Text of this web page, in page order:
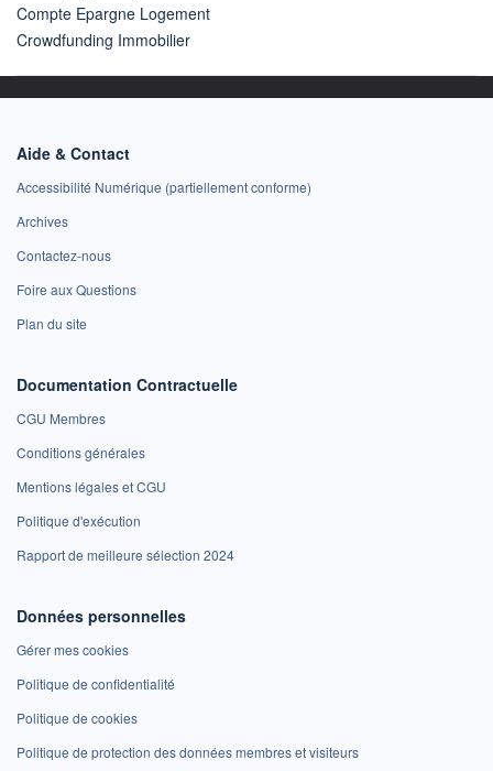
Compte Epargne Logement
Crowdfunding Immobilier
Aide & Contact
Accessibilité Numérique (partiellement conforme)
Archives
Contactez-nous
Foire aux Questions
Plan du site
Documentation Contractuelle
CGU Membres
Conditions générales
Mentions légales et CGU
Politique d'exécution
Rapport de meilleure sélection 2024
Données personnelles
Gérer mes cookies
Politique de confidentialité
Politique de cookies
Politique de protection des données membres et visiteurs